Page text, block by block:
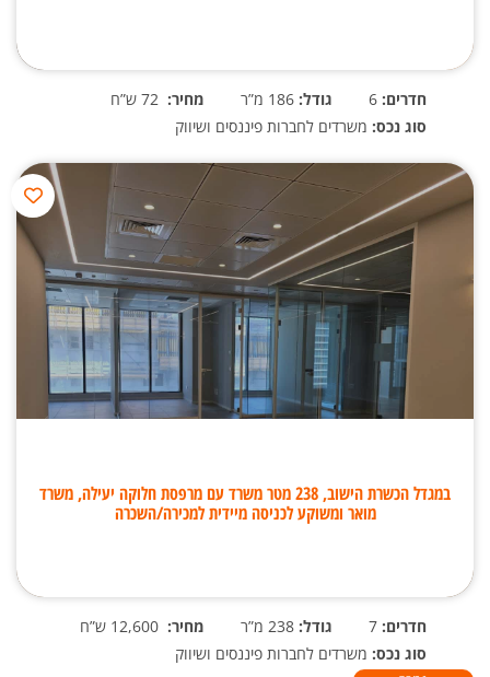
חדרים: גודל: מחיר:
סוג נכס: משרדים לחברות פיננסים ושיווק
במגדל הכשרת הישוב, 238 מטר משרד עם מרפסת חלוקה יעילה, משרד
מואר ומשוקע לכניסה מיידית למכירה/השכרה
חדרים: גודל: מחיר:
סוג נכס: משרדים לחברות פיננסים ושיווק